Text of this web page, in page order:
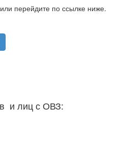
перейдите по ссылке ниже.
и лиц с ОВЗ: